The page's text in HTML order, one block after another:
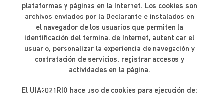
plataformas y páginas en la Internet. Los cookies son
archivos enviados por la Declarante e instalados en
el navegador de los usuarios que permiten la
identificación del terminal de Internet, autenticar el
usuario, personalizar la experiencia de navegación y
contratación de servicios, registrar accesos y
actividades en la página.
El UIA2021RIO hace uso de cookies para ejecución de: